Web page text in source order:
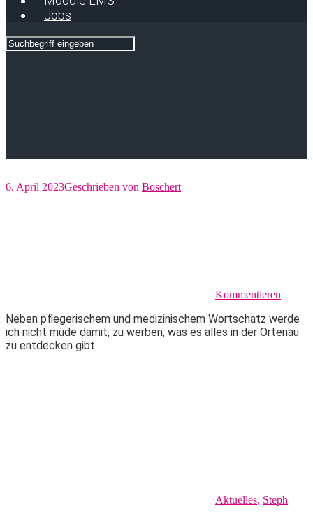
Jobs
6. April 2023Geschrieben von Boschert
Kommentieren
Neben pflegerischem und medizinischem Wortschatz werde
ich nicht müde damit, zu werben, was es alles in der Ortenau
zu entdecken gibt.
Aktuelles, Steph